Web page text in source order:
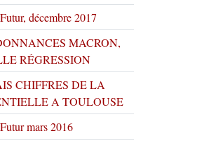
décembre 2017
MACRON,
RÉGRESSION
CHIFFRES DE LA
A TOULOUSE
mars 2016